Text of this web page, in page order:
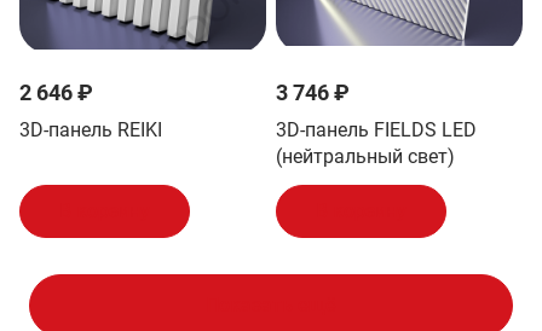
2 646 ₽
3D-панель REIKI
3 746 ₽
3D-панель FIELDS LED
(нейтральный свет)